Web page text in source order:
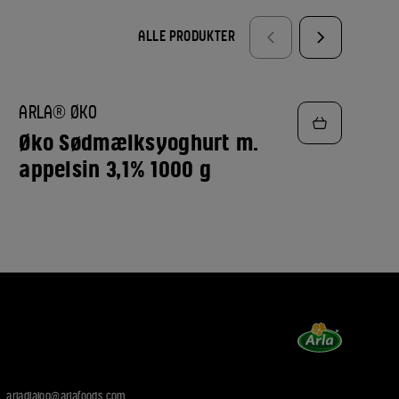
ALLE PRODUKTER
TILFØJ
TIL
FAVORITTER
ARLA® ØKO
Øko Sødmælksyoghurt m.
appelsin 3,1% 1000 g
arladialog@arlafoods.com